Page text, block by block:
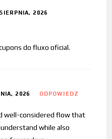
2026
do fluxo oficial.
2026 ODPOWIEDZ
well-considered flow that
while also